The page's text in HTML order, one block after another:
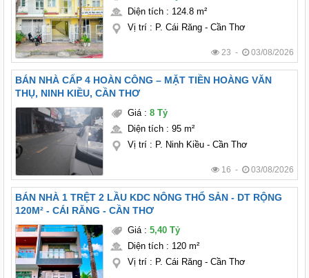
Diện tích: 124.8 m²
Vị trí: P. Cái Răng - Cần Thơ
23 - 03/08/2026
BÁN NHÀ CẤP 4 HOÀN CÔNG – MẶT TIỀN HOÀNG VĂN
THỤ, NINH KIỀU, CẦN THƠ
Giá: 8 Tỷ
Diện tích: 95 m²
Vị trí: P. Ninh Kiều - Cần Thơ
16 - 03/08/2026
BÁN NHÀ 1 TRỆT 2 LẦU KDC NÔNG THỔ SẢN - DT RỘNG
120M² - CÁI RĂNG - CẦN THƠ
Giá: 5,40 Tỷ
Diện tích: 120 m²
Vị trí: P. Cái Răng - Cần Thơ